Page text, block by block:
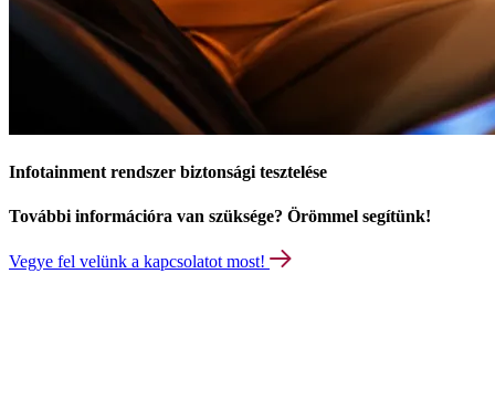
Infotainment rendszer biztonsági tesztelése
További információra van szüksége? Örömmel segítünk!
Vegye fel velünk a kapcsolatot most!